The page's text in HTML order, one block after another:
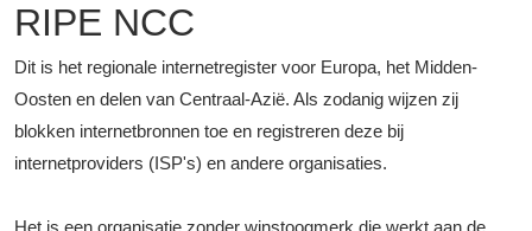
RIPE NCC
Dit is het regionale internetregister voor Europa, het Midden-
Oosten en delen van Centraal-Azië. Als zodanig wijzen zij
blokken internetbronnen toe en registreren deze bij
internetproviders (ISP's) en andere organisaties.
Het is een organisatie zonder winstoogmerk die werkt aan de